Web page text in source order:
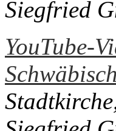
Siegfried
YouTube-